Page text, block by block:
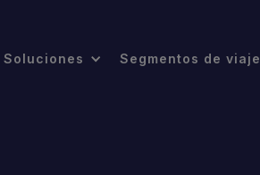
Soluciones Segmentos de viaje